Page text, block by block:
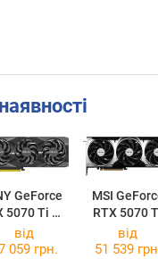
GeForce
5070 Ti OC
Triple Fan
MSI
RTX 5070
16G
3X OC
від
059 грн.
від
51 539